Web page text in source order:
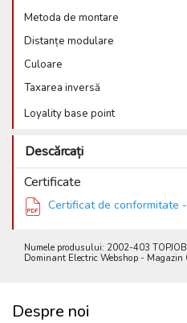
Metoda de montare
Distanțe modulare
Culoare
Taxarea inversă
Loyality base point
Descărcați
Certificate
Certificat de conformitate
Numele produsului: 2002-403
Dominant Electric Webshop - Magazin
Despre noi